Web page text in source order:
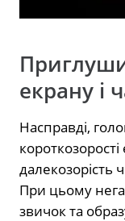
екрану і
Насправді,
далекозорість
При цьому
звичок та